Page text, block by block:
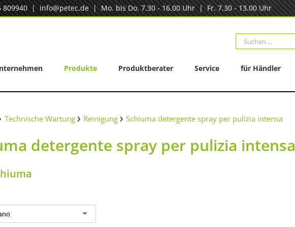
809940|info@petec.de| Mo. bis Do. 7.30 - 16.00 Uhr | Fr. 7.30 - 13.00 Uhr
Suche
nach:
Produkte Produktberater Service für Händler
Technische Wartung Reinigung Schiuma detergente spray per pulizia intensa
detergente spray per pulizia intensa